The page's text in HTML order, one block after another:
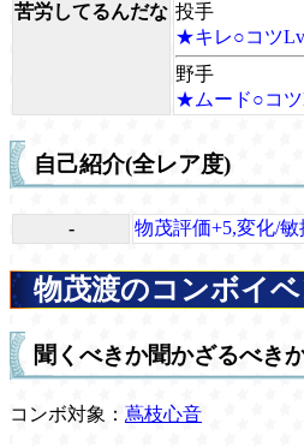
苦労してるんだな 投手
★キレ○コツ
野手
★ムード○コツ
自己紹介(全レア度)
- 物茂評価+5,変化/敏
物茂渡のコンボイベ
聞くべきか聞かざるべき
コンボ対象： 蔦枝心音